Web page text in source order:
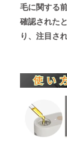
毛に関する
確認された
り、注目さ